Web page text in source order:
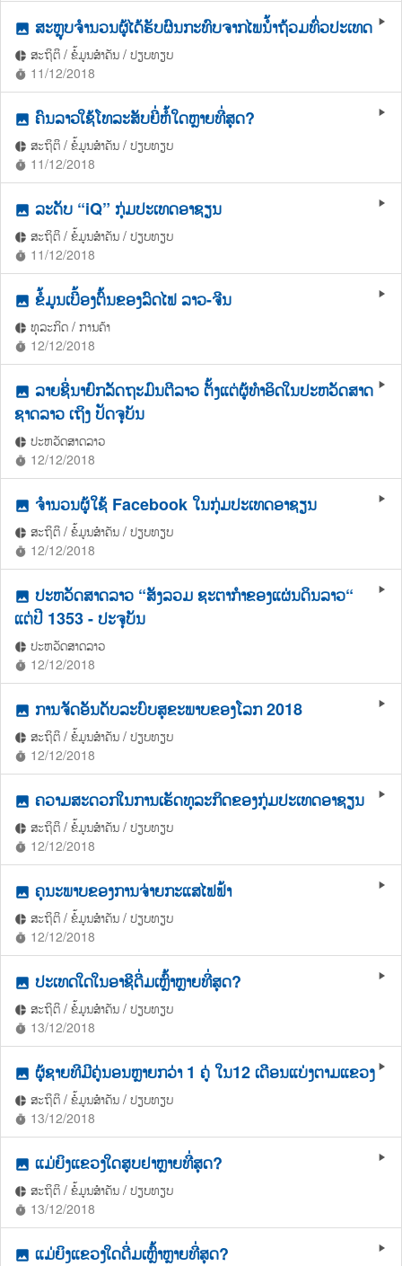
play_arrow
photo ສະຫຼຸບຈຳນວນຜູ້ໄດ້ຮັບຜົນກະທົບຈາກໄພນ້ຳຖ້ວມທົ່ວປະເທດ
pie_chart ສະຖິຕິ / ຂໍ້ມູນສຳຄັນ / ປຽບທຽບ
timer 11/12/2018
play_arrow
photo ຄົນລາວໃຊ້ໂທລະສັບຍີ່ຫໍ້ໃດຫຼາຍທີ່ສຸດ?
pie_chart ສະຖິຕິ / ຂໍ້ມູນສຳຄັນ / ປຽບທຽບ
timer 11/12/2018
play_arrow
photo ລະດັບ “iQ” ກຸ່ມປະເທດອາຊຽນ
pie_chart ສະຖິຕິ / ຂໍ້ມູນສຳຄັນ / ປຽບທຽບ
timer 11/12/2018
play_arrow
photo ຂໍ້ມູນເບື້ອງຕົ້ນຂອງລົດໄຟ ລາວ-ຈີນ
pie_chart ທຸລະກິດ / ການຄ້າ
timer 12/12/2018
play_arrow
photo ລາຍຊື່ນາຍົກລັດຖະມົນຕີລາວ ຕັ້ງແຕ່ຜູ້ທຳອິດໃນປະຫວັດສາດ
ຊາດລາວ ເຖິງ ປັດຈຸບັນ
pie_chart ປະຫວັດສາດລາວ
timer 12/12/2018
play_arrow
photo ຈໍານວນຜູ້ໃຊ້ Facebook ໃນກຸ່ມປະເທດອາຊຽນ
pie_chart ສະຖິຕິ / ຂໍ້ມູນສຳຄັນ / ປຽບທຽບ
timer 12/12/2018
play_arrow
photo ປະຫວັດສາດລາວ “ສັງລວມ ຊະຕາກຳຂອງແຜ່ນດິນລາວ“
ແຕ່ປີ 1353 - ປະຈຸບັນ
pie_chart ປະຫວັດສາດລາວ
timer 12/12/2018
play_arrow
photo ການຈັດອັນດັບລະບົບສຸຂະພາບຂອງໂລກ 2018
pie_chart ສະຖິຕິ / ຂໍ້ມູນສຳຄັນ / ປຽບທຽບ
timer 12/12/2018
play_arrow
photo ຄວາມສະດວກໃນການເຮັດທຸລະກິດຂອງກຸ່ມປະເທດອາຊຽນ
pie_chart ສະຖິຕິ / ຂໍ້ມູນສຳຄັນ / ປຽບທຽບ
timer 12/12/2018
play_arrow
photo ຄຸນະພາບຂອງການຈ່າຍກະແສໄຟຟ້າ
pie_chart ສະຖິຕິ / ຂໍ້ມູນສຳຄັນ / ປຽບທຽບ
timer 12/12/2018
play_arrow
photo ປະເທດໃດໃນອາຊີດື່ມເຫຼົ້າຫຼາຍທີ່ສຸດ?
pie_chart ສະຖິຕິ / ຂໍ້ມູນສຳຄັນ / ປຽບທຽບ
timer 13/12/2018
play_arrow
photo ຜູ້ຊາຍທີມີຄູ່ນອນຫຼາຍກວ່າ 1 ຄູ່ ໃນ12 ເດືອນແບ່ງຕາມແຂວງ
pie_chart ສະຖິຕິ / ຂໍ້ມູນສຳຄັນ / ປຽບທຽບ
timer 13/12/2018
play_arrow
photo ແມ່ຍິງແຂວງໃດສູບຢາຫຼາຍທີ່ສຸດ?
pie_chart ສະຖິຕິ / ຂໍ້ມູນສຳຄັນ / ປຽບທຽບ
timer 13/12/2018
play_arrow
photo ແມ່ຍິງແຂວງໃດດື່ມເຫຼົ້າຫຼາຍທີ່ສຸດ?